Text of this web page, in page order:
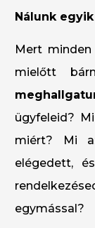
Nálunk
Mert
mielőtt
ügyfeleid?
miért? Mi
elégedett,
egymással?